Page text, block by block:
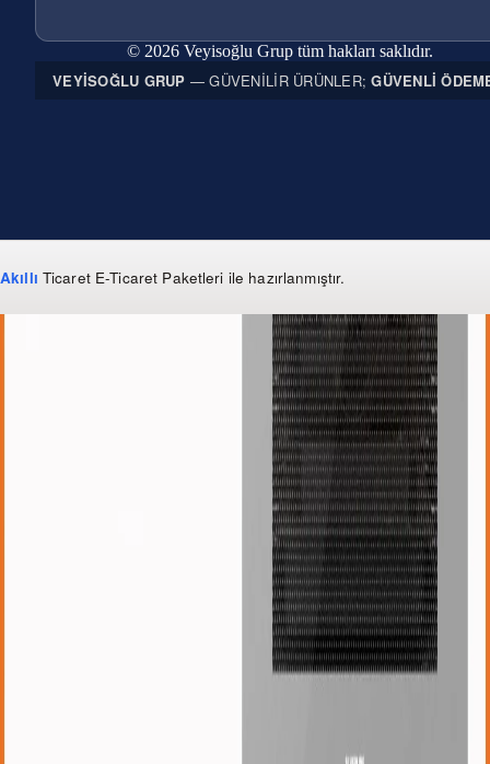
© 2026 Veyisoğlu Grup tüm hakları saklıdır.
VEYISOĞLU GRUP — GÜVENILIR ÜRÜNLER;GÜVENLI
Akıllı Ticaret E-Ticaret Paketleri ile hazırlanmıştır.